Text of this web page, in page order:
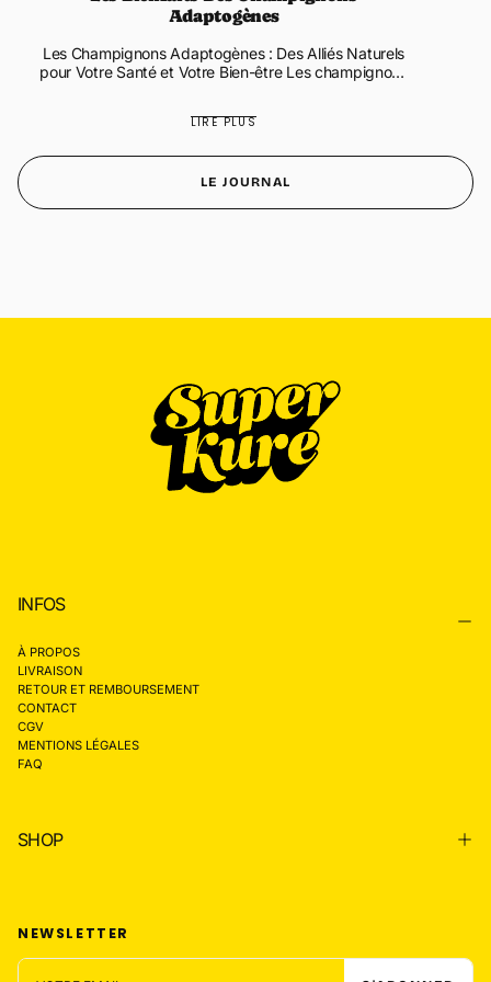
Adaptogènes
Les Champignons Adaptogènes : Des Alliés Naturels
pour Votre Santé et Votre Bien-être Les champignons
LIRE PLUS
LE JOURNAL
INFOS
À PROPOS
LIVRAISON
RETOUR ET REMBOURSEMENT
CONTACT
CGV
MENTIONS LÉGALES
FAQ
SHOP
NEWSLETTER
EMAIL